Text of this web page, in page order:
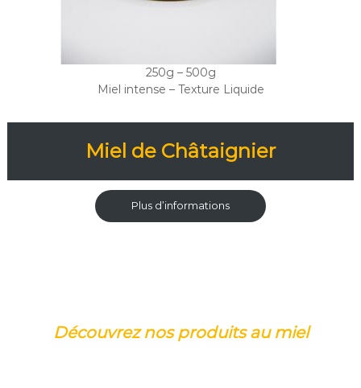
250g – 500g
Miel intense – Texture Liquide
Miel de Châtaignier
Plus d’informations
Découvrez nos produits au miel